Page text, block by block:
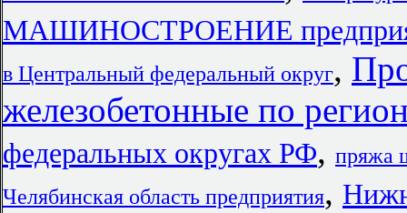
МАШИНОСТРОЕНИЕ
в Центральный федеральный округ,
железобетонные по
федеральных округах РФ, пряжа
Челябинская область предприятия,